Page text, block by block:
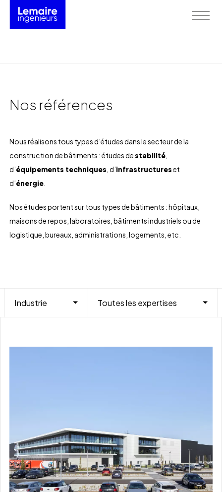
Nos références
Nous réalisons tous types d’études dans le secteur de la
construction de bâtiments : études destabilité,
d’équipements techniques , d’infrastructureset
d’énergie.
Nos études portent sur tous types de bâtiments : hôpitaux,
maisons de repos, laboratoires, bâtiments industriels ou de
logistique, bureaux, administrations, logements, etc.
Industrie Toutes les expertises